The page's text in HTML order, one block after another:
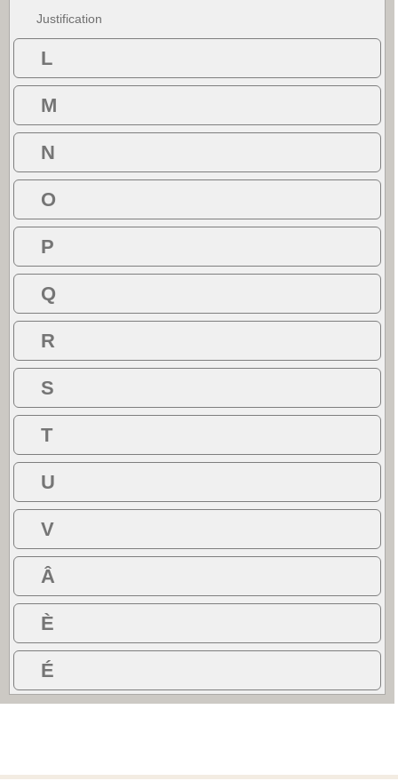
Justification
L
M
N
O
P
Q
R
S
T
U
V
Â
È
É